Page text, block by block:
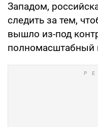
Западом,
следить за тем,
вышло из-под
полномасштабный